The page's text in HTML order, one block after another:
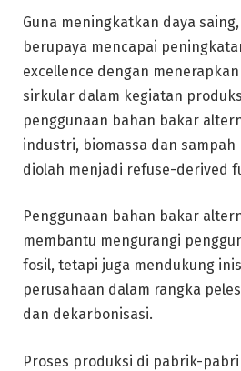
Guna meningkatkan daya
berupaya mencapai
excellence dengan
sirkular dalam kegiatan
penggunaan bahan bakar
industri, biomassa dan
diolah menjadi refuse-derived
Penggunaan bahan bakar
membantu mengurangi
fosil, tetapi juga mendukung
perusahaan dalam rangka
dan dekarbonisasi.
Proses produksi di pabrik-